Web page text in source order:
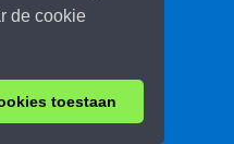
de cookie
toestaan